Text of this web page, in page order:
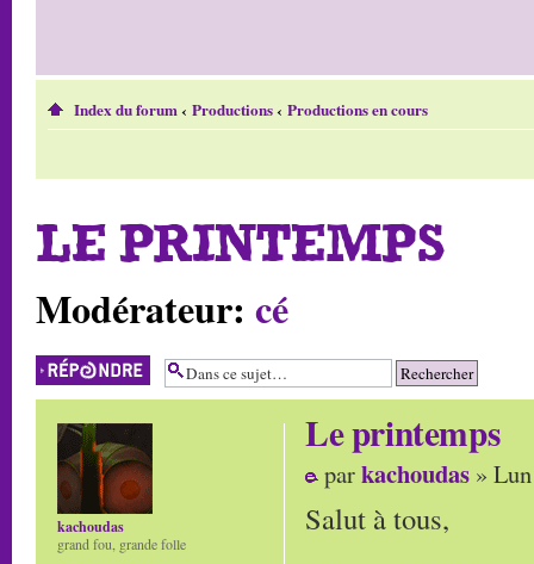
Index du forum‹ Productions‹ Productions en cours
LE PRINTEMPS
Modérateur: cé
Répondre
Le printemps
parkachoudas »
Salut à tous,
kachoudas
grand fou, grande folle